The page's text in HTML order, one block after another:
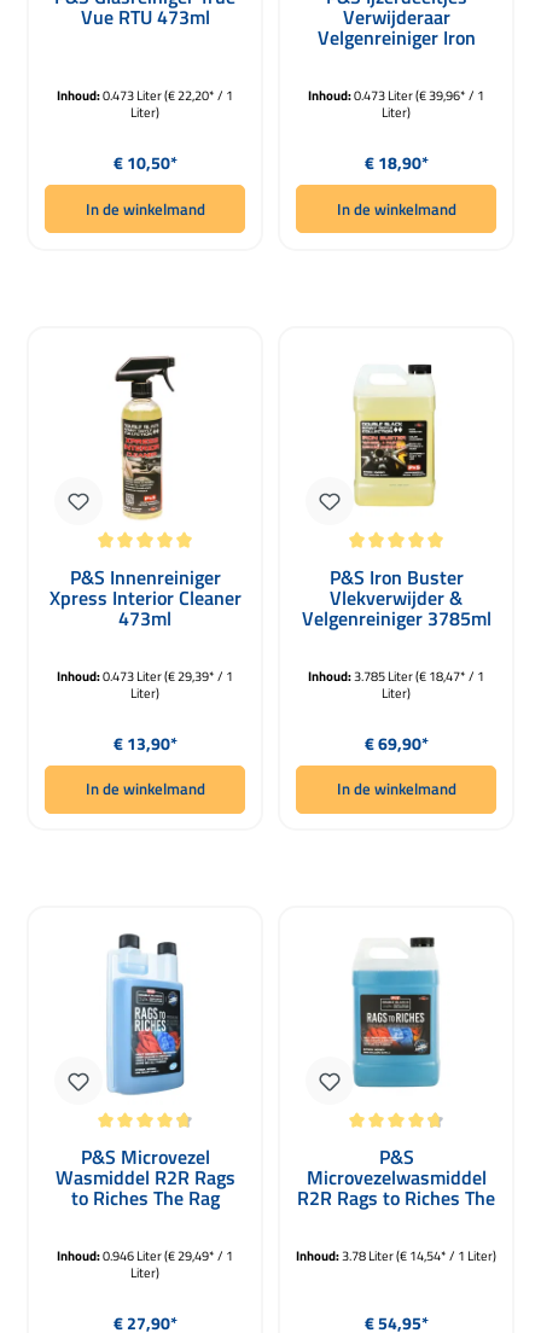
Vue RTU 473ml
Inhoud:0.473 Liter(€ 22,20* / 1
Liter)
Normale prijs:
€ 10,50*
In de winkelmand
Verwijderaar
Velgenreiniger Iron
Buster 473ml
Inhoud:0.473 Liter(€ 39,96* / 1
Liter)
Normale prijs:
€ 18,90*
In de winkelmand
P&S Innenreiniger
Xpress Interior Cleaner
473ml
Inhoud:0.473 Liter(€ 29,39* / 1
Liter)
Normale prijs:
€ 13,90*
In de winkelmand
P&S Iron Buster
Vlekverwijder &
Velgenreiniger 3785ml
Inhoud:3.785 Liter(€ 18,47* / 1
Liter)
Normale prijs:
€ 69,90*
In de winkelmand
Gemiddelde waardering van 4.8 van 5 sterren
P&S Microvezel
Wasmiddel R2R Rags
to Riches The Rag
Company 946ml
Inhoud:0.946 Liter(€ 29,49* / 1
Liter)
Normale prijs:
€ 27,90*
Gemiddelde waardering van 4.8
P&S
Microvezelwasmiddel
R2R Rags to Riches The
Rag Company 3780ml
Inhoud:3.78 Liter(€ 14,54* / 1 Liter)
Normale prijs:
€ 54,95*